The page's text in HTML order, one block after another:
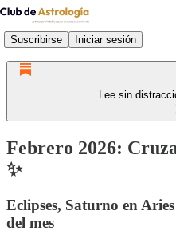
Suscribirse Iniciar sesión
Lee sin
Febrero 2026:
✨
Eclipses, Saturno en
del mes